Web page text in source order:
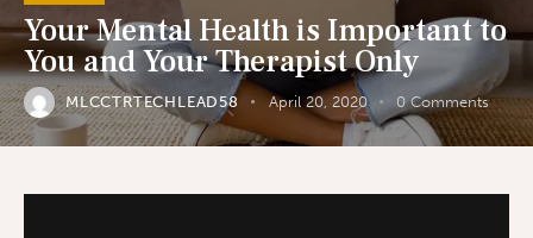
Your Mental Health is Important to
You and Your Therapist Only
MLCCTRTECHLEAD58 April 20, 2020 0 Comments